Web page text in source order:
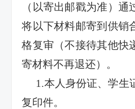
（以寄出邮戳为准）通
将以下材料邮寄到供销
格复审（不接待其他快
寄材料不再退还）。
1.本人身份证、学生
复印件。